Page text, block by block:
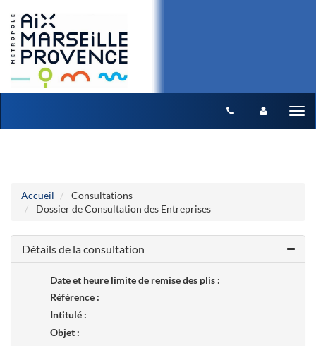
Accueil
Consultations
Dossier de Consultation des Entreprises
Détails de la consultation
Date et heure limite de remise des plis :
Référence :
Intitulé :
Objet :